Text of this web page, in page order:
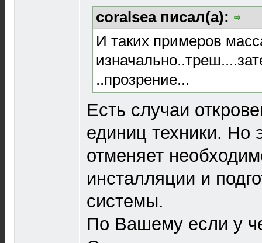
coralsea писал(а):
И таких примеров
..прозрение...
Есть случаи
единиц техники. Но
отменяет
инсталляции и
системы.
По Вашему если у